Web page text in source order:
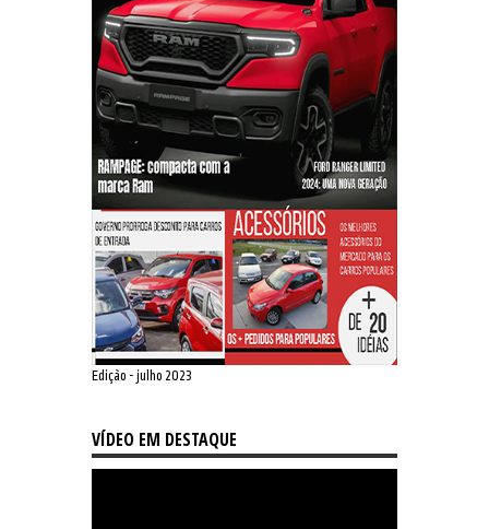
Edição - julho 2023
VÍDEO EM DESTAQUE